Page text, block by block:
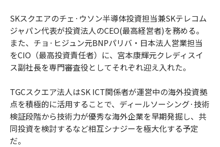
SKスクエアのチェ·ウソン半導体投資担当兼SKテレコム
ジャパン代表が投資法人のCEO(最高経営者)を務める。
また、チョ·ヒジュン元BNPパリバ・日本法人営業担当
をCIO（最高投資責任者）に、宮本康輝元クレディスイ
ス副社長を専門審査役としてそれぞれ迎え入れた。
TGCスクエア法人はSK ICT関係者が運営中の海外投資拠
点を積極的に活用することで、ディールソーシング·技術
検証段階から技術力が優秀な海外企業を早期発掘し、共
同投資を検討するなど相互シナジーを極大化する予定
だ。